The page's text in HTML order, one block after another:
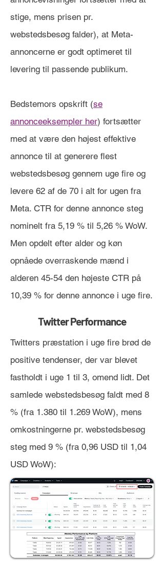
stige, mens prisen pr.
webstedsbesøg falder), at Meta-
annoncerne er godt optimeret til
levering til passende publikum.
Bedstemors opskrift (se
annonceeksempler her) fortsætter
med at være den højest effektive
annonce til at generere flest
webstedsbesøg gennem uge fire og
levere 62 af de 70 i alt for ugen fra
Meta. CTR for denne annonce steg
nominelt fra 5,19 % til 5,26 % WoW.
Men opdelt efter alder og køn
opnåede overraskende mænd i
alderen 45-54 den højeste CTR på
10,39 % for denne annonce i uge fire.
Twitter Performance
Twitters præstation i uge fire brød de
positive tendenser, der var blevet
fastholdt i uge 1 til 3, omend lidt. Det
samlede webstedsbesøg faldt med 8
% (fra 1.380 til 1.269 WoW), mens
omkostningerne pr. webstedsbesøg
steg med 9 % (fra 0,96 USD til 1,04
USD WoW):